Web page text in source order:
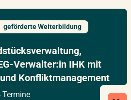
geförderte Weiterbildung
Verwalter:in IHK mit
Konfliktmanagement
Termine